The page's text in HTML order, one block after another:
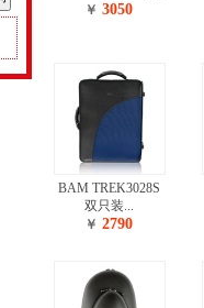
￥ 3050
BAM TREK3028S
双只装...
￥ 2790